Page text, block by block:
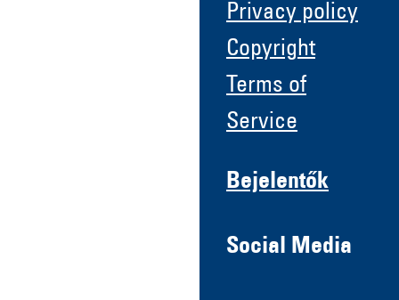
Privacy policy
Copyright
Terms of
Service
Bejelentők
Social Media